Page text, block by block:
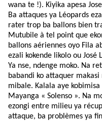
wana te !). Kiyika apesa
Ba attaques ya Léopards
rater trop ba ballons bien
Mutubile à tel point que
ballons aériennes oyo Fila
ezali kokende likolo ou José
Ya nse, ndenge moko. Na
babandi ko attaquer
mibale. Kalala aye
Mayanga « Solenso ». Na
ezongi entre milieu ya
attaque, ba problèmes ya